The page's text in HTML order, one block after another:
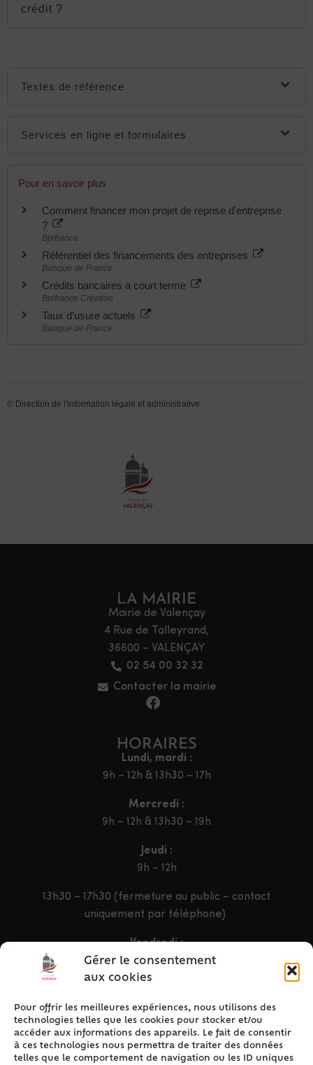
Gérer le consentement
aux cookies
Pour offrir les meilleures expériences, nous utilisons des
technologies telles que les cookies pour stocker et/ou
accéder aux informations des appareils. Le fait de consentir
à ces technologies nous permettra de traiter des données
telles que le comportement de navigation ou les ID uniques
crédit ?
Textes de référence
Services en ligne et formulaires
Pour en savoir plus
Comment financer mon projet de reprise d'entreprise
?
Bpifrance
Référentiel des financements des entreprises
Banque de France
Crédits bancaires à court terme
Bpifrance Création
Taux d'usure actuels
Banque de France
© Direction de l'information légale et administrative
LA MAIRIE
Mairie de Valençay
4 Rue de Talleyrand,
36600 – VALENÇAY
02 54 00 32 32
Contacter la mairie
HORAIRES
Lundi, mardi :
9h – 12h & 13h30 – 17h
Mercredi :
9h – 12h & 13h30 – 19h
Jeudi :
9h – 12h
13h30 – 17h30 (fermeture au public – contact
uniquement par téléphone)
Vendredi :
9h – 12h & 13h30 – 16h30
ACCÈS RAPIDE
Accueil
Contact